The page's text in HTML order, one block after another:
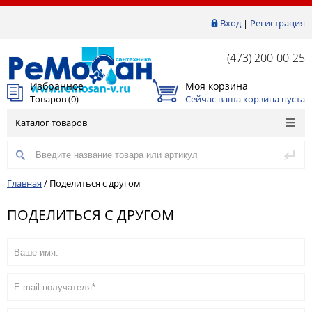
Вход| Регистрация
(473) 200-00-25
Избранное
Товаров (0)
Моя корзина
Сейчас ваша корзина пуста
Каталог товаров
Главная / Поделиться с другом
ПОДЕЛИТЬСЯ С ДРУГОМ